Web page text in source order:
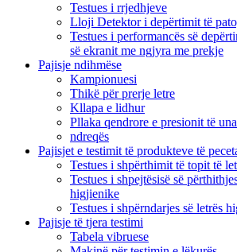
Testues i rrjedhjeve
Lloji Detektor i depërtimit të
Testues i performancës së
së ekranit me ngjyra me prekje
Pajisje ndihmëse
Kampionuesi
Thikë për prerje letre
Kllapa e lidhur
Pllaka qendrore e presionit të
ndreqës
Pajisjet e testimit të produkteve të
Testues i shpërthimit të topit të
Testues i shpejtësisë së
higjienike
Testues i shpërndarjes së letrës
Pajisje të tjera testimi
Tabela vibruese